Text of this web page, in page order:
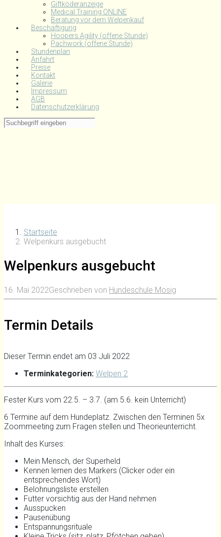
Giftköderanzeige
Medical Training ONLINE
Beratung vor dem Welpenkauf
Beschäftigung
Hoopers Agility (offene Stunde)
Pachwork (offene Stunde)
Stundenplan
Anfahrt
Preise
Kontakt
Galerie
Impressum
AGB
Datenschutzerklärung
Startseite
Welpenkurs ausgebucht
Welpenkurs ausgebucht
16. Mai 2022Geschrieben von Hundeschule Mosig
Termin Details
Dieser Termin endet am 03 Juli 2022
Terminkategorien: Welpen 2
Fester Kurs vom 22.5. – 3.7. (am 5.6. kein Unterricht)
6 Termine auf dem Hundeplatz. Zwischen den Terminen 5x
Zoommeeting zum Fragen stellen und Theorieunterricht.
Inhalt des Kurses:
Mein Mensch, der Superheld
Kennen lernen des Markers (Clicker oder ein
entsprechendes Wort)
Belohnungsliste erstellen
Futter vorsichtig aus der Hand nehmen
Ausspucken
Pausenübung
Entspannungsrituale